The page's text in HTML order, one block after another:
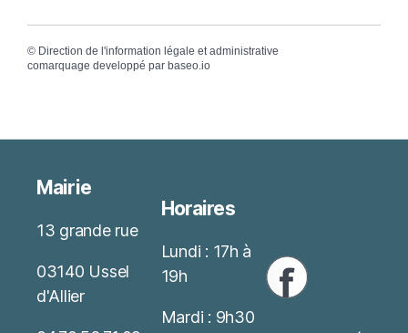
© Direction de l'information légale et administrative
comarquage developpé par baseo.io
Mairie
13 grande rue
03140 Ussel
d'Allier
Horaires
Lundi : 17h à
19h
Mardi : 9h30